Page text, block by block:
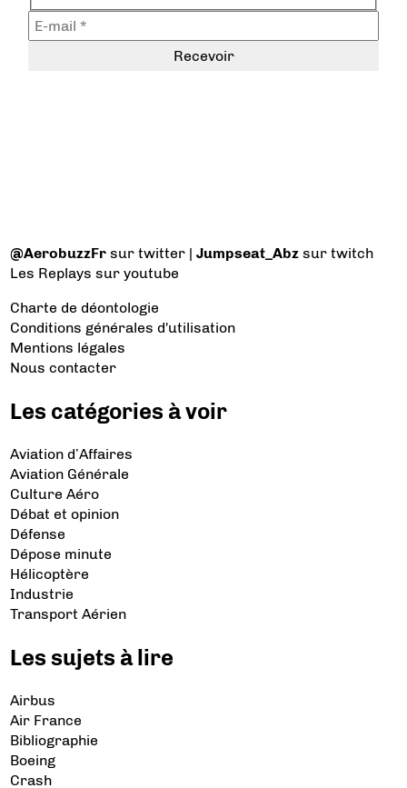
@AerobuzzFr sur twitter |Jumpseat_Abz sur twitch
Les Replays sur youtube
Charte de déontologie
Conditions générales d'utilisation
Mentions légales
Nous contacter
Les catégories à voir
Aviation d’Affaires
Aviation Générale
Culture Aéro
Débat et opinion
Défense
Dépose minute
Hélicoptère
Industrie
Transport Aérien
Les sujets à lire
Airbus
Air France
Bibliographie
Boeing
Crash